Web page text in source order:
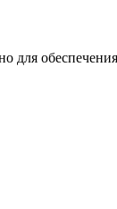
для